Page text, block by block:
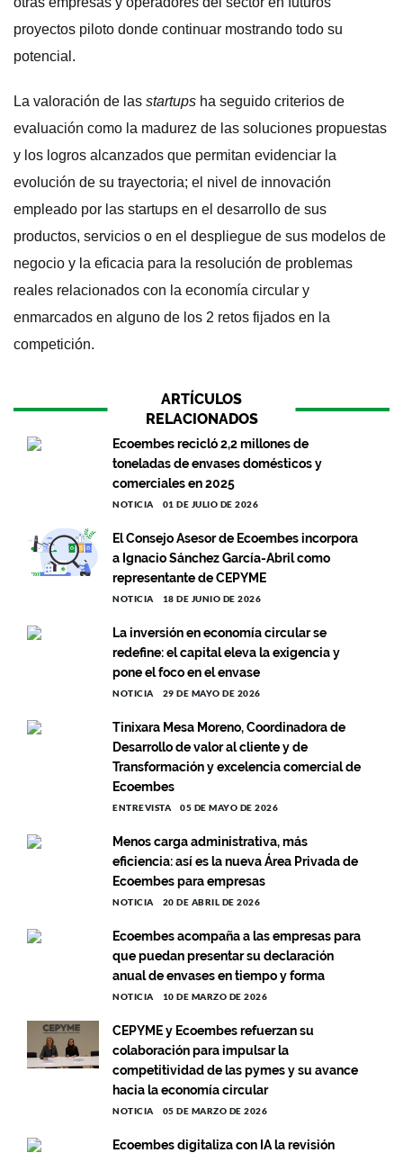
proyectos piloto donde continuar mostrando todo su
potencial.
La valoración de las startups ha seguido criterios de
evaluación como la madurez de las soluciones propuestas
y los logros alcanzados que permitan evidenciar la
evolución de su trayectoria; el nivel de innovación
empleado por las startups en el desarrollo de sus
productos, servicios o en el despliegue de sus modelos de
negocio y la eficacia para la resolución de problemas
reales relacionados con la economía circular y
enmarcados en alguno de los 2 retos fijados en la
competición.
ARTÍCULOS
RELACIONADOS
Ecoembes recicló 2,2 millones de
toneladas de envases domésticos y
comerciales en 2025
NOTICIA 01 DE JULIO DE 2026
El Consejo Asesor de Ecoembes incorpora
a Ignacio Sánchez García-Abril como
representante de CEPYME
NOTICIA 18 DE JUNIO DE 2026
La inversión en economía circular se
redefine: el capital eleva la exigencia y
pone el foco en el envase
NOTICIA 29 DE MAYO DE 2026
Tinixara Mesa Moreno, Coordinadora de
Desarrollo de valor al cliente y de
Transformación y excelencia comercial de
Ecoembes
ENTREVISTA 05 DE MAYO DE 2026
Menos carga administrativa, más
eficiencia: así es la nueva Área Privada de
Ecoembes para empresas
NOTICIA 20 DE ABRIL DE 2026
Ecoembes acompaña a las empresas para
que puedan presentar su declaración
anual de envases en tiempo y forma
NOTICIA 10 DE MARZO DE 2026
CEPYME y Ecoembes refuerzan su
colaboración para impulsar la
competitividad de las pymes y su avance
hacia la economía circular
NOTICIA 05 DE MARZO DE 2026
Ecoembes digitaliza con IA la revisión